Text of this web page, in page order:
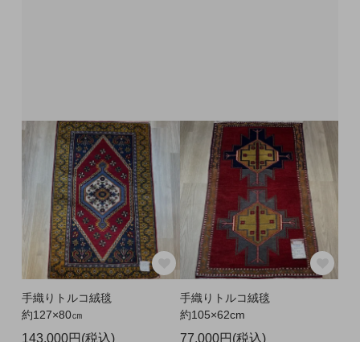
手織りトルコ絨毯
約127×80㎝
143,000円(税込)
手織りトルコ絨毯
約105×62cm
77,000円(税込)